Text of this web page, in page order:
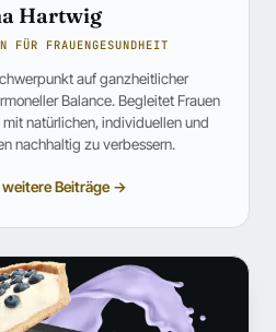
Hartwig
FÜR FRAUENGESUNDHEIT
auf ganzheitlicher
Balance. Begleitet Frauen
natürlichen, individuellen und
nachhaltig zu verbessern.
Beiträge →